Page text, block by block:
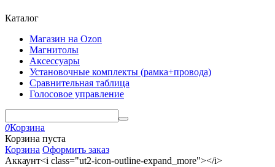
Каталог
Магазин на Ozon
Магнитолы
Аксессуары
Установочные комплекты (рамка+провода)
Сравнительная таблица
Голосовое управление
0Корзина
Корзина пуста
Корзина Оформить заказ
Аккаунт<i class="ut2-icon-outline-expand_more"></i>